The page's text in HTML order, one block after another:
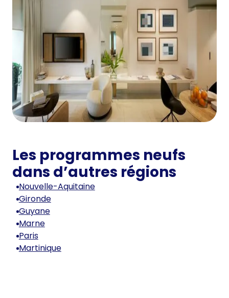
Les programmes neufs
dans d’autres régions
Nouvelle-Aquitaine
Gironde
Guyane
Marne
Paris
Martinique